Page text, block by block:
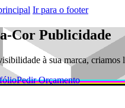
Ir para o footer
Cor Publicidade
à sua marca, criamos
Pedir Orçamento